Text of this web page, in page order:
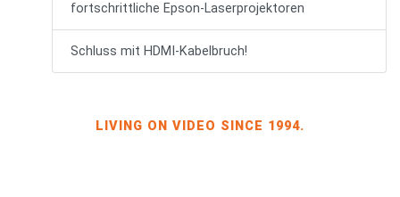
fortschrittliche Epson-Laserprojektoren
Schluss mit HDMI-Kabelbruch!
LIVING ON VIDEO SINCE 1994.